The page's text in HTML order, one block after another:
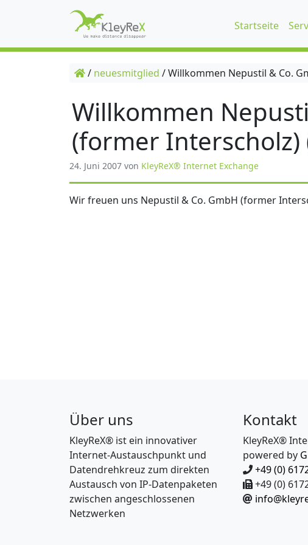
Startseite
/ neuesmitglied /Willkommen Nepustil & Co.
Willkommen
(former Interscholz)
24. Juni 2007 von KleyReX® Internet Exchange
Wir freuen uns Nepustil & Co. GmbH (former
Über uns
KleyReX® ist ein innovativer
Internet-Austauschpunkt und
Datendrehkreuz zum direkten
Austausch von IP-Datenpaketen
zwischen angeschlossenen
Netzwerken
Kontakt
KleyReX®
powered by
+49 (0)
+49 (0)